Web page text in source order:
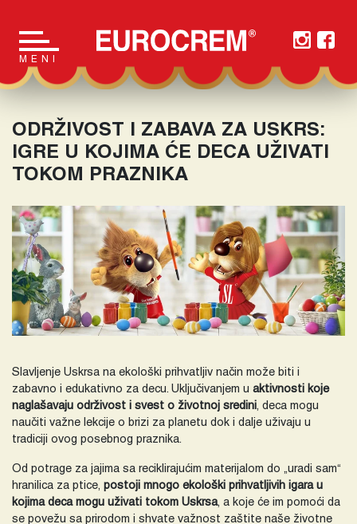
Main Navigation
MENI
ODRŽIVOST I ZABAVA ZA USKRS:
IGRE U KOJIMA ĆE DECA UŽIVATI
TOKOM PRAZNIKA
Slavljenje Uskrsa na ekološki prihvatljiv način može biti i
zabavno i edukativno za decu. Uključivanjem u aktivnosti koje
naglašavaju održivost i svest o životnoj sredini , deca mogu
naučiti važne lekcije o brizi za planetu dok i dalje uživaju u
tradiciji ovog posebnog praznika.
Od potrage za jajima sa reciklirajućim materijalom do „uradi sam“
hranilica za ptice, postoji mnogo ekološki prihvatljivih igara u
kojima deca mogu uživati tokom Uskrsa, a koje će im pomoći da
se povežu sa prirodom i shvate važnost zaštite naše životne